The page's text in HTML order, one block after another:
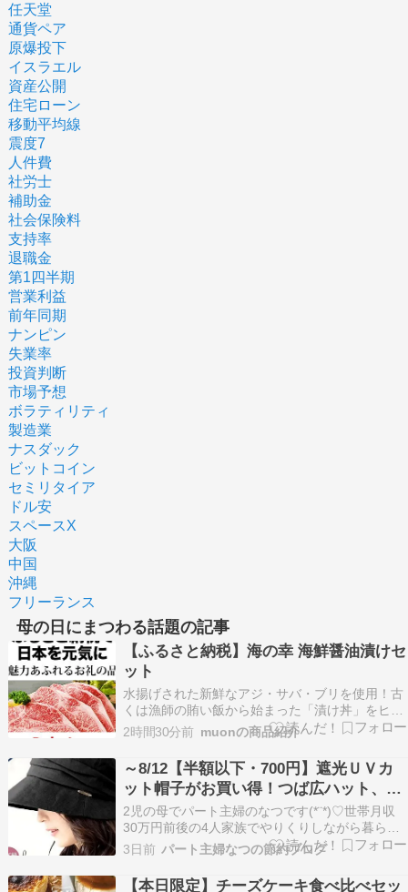
任天堂
通貨ペア
原爆投下
イスラエル
資産公開
住宅ローン
移動平均線
震度7
人件費
社労士
補助金
社会保険料
支持率
退職金
第1四半期
営業利益
前年同期
ナンピン
失業率
投資判断
市場予想
ボラティリティ
製造業
ナスダック
ビットコイン
セミリタイア
ドル安
スペースX
大阪
中国
沖縄
フリーランス
母の日にまつわる話題の記事
【ふるさと納税】海の幸 海鮮醤油漬けセ
ット
水揚げされた新鮮なアジ・サバ・ブリを使用！古
くは漁師の賄い飯から始まった「漬け丼」をヒン
トに製造。胡麻の風味を利かせた昔ながらの甘め
の醤油漬けに仕上げました。【ふるさと納税】＼
母の日・父の日／《 内容量が選べる 》海の幸 海
鮮醤油漬け 胡麻さば 天然あじ丼 天然ぶり丼 単品
3…
2時間30分前 muonの商品紹介
～8/12【半額以下・700円】遮光ＵＶカ
ット帽子がお買い得！つば広ハット、深
さ選べる、冷感帽子
2児の母でパート主婦のなつです(*¨*)♡世帯月収
30万円前後の4人家族でやりくりしながら暮らし
ています。▷自己紹介本ページはプロモーション
が含まれています ????お買い得なクーポン・リ
ンクまとめました????『8/4 20時~【お買い物マ
3日前 パート主婦なつの節約ブログ
【本日限定】チーズケーキ食べ比べセッ